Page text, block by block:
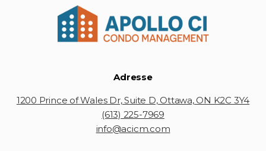
Adresse
1200 Prince of Wales Dr, Suite D, Ottawa, ON K2C 3Y4
(613) 225-7969
info@acicm.com